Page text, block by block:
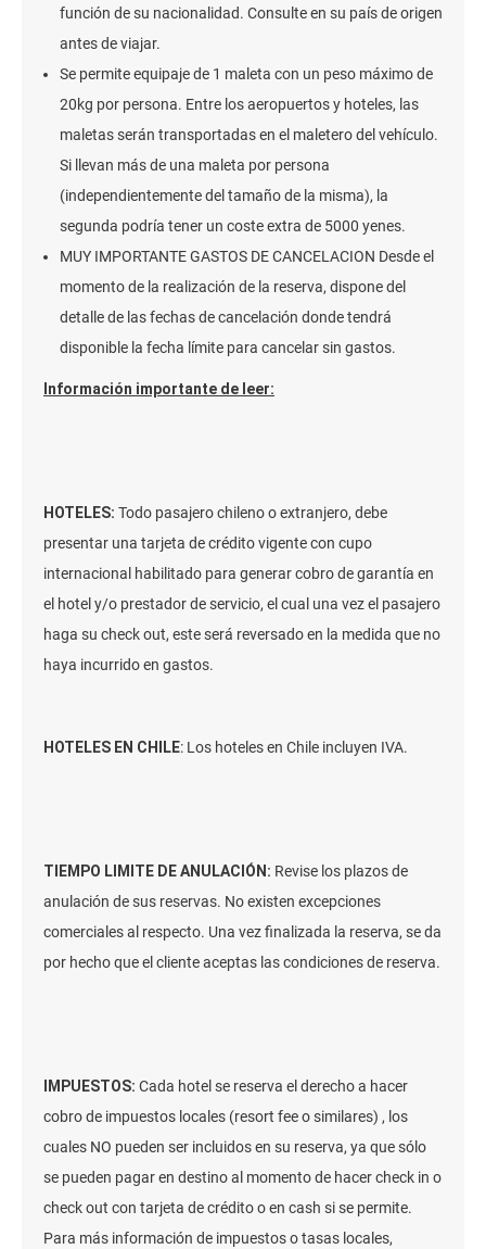
función de su nacionalidad. Consulte en su país de origen
antes de viajar.
Se permite equipaje de 1 maleta con un peso máximo de
20kg por persona. Entre los aeropuertos y hoteles, las
maletas serán transportadas en el maletero del vehículo.
Si llevan más de una maleta por persona
(independientemente del tamaño de la misma), la
segunda podría tener un coste extra de 5000 yenes.
MUY IMPORTANTE GASTOS DE CANCELACION Desde el
momento de la realización de la reserva, dispone del
detalle de las fechas de cancelación donde tendrá
disponible la fecha límite para cancelar sin gastos.
Información importante de leer:
HOTELES: Todo pasajero chileno o extranjero, debe
presentar una tarjeta de crédito vigente con cupo
internacional habilitado para generar cobro de garantía en
el hotel y/o prestador de servicio, el cual una vez el pasajero
haga su check out, este será reversado en la medida que no
haya incurrido en gastos.
HOTELES EN CHILE: Los hoteles en Chile incluyen IVA.
TIEMPO LIMITE DE ANULACIÓN: Revise los plazos de
anulación de sus reservas. No existen excepciones
comerciales al respecto. Una vez finalizada la reserva, se da
por hecho que el cliente aceptas las condiciones de reserva.
IMPUESTOS: Cada hotel se reserva el derecho a hacer
cobro de impuestos locales (resort fee o similares) , los
cuales NO pueden ser incluidos en su reserva, ya que sólo
se pueden pagar en destino al momento de hacer check in o
check out con tarjeta de crédito o en cash si se permite.
Para más información de impuestos o tasas locales,